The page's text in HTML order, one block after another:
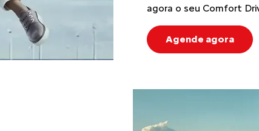
agora o seu Comfort
Agende agora